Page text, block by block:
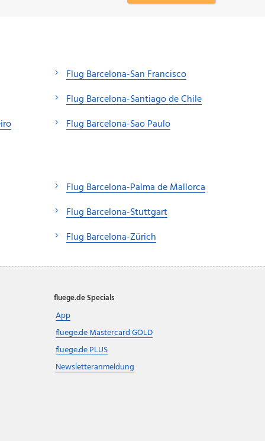
Flug Barcelona-San Francisco
Flug Barcelona-Santiago de Chile
Flug Barcelona-Sao Paulo
Flug Barcelona-Palma de Mallorca
Flug Barcelona-Stuttgart
Flug Barcelona-Zürich